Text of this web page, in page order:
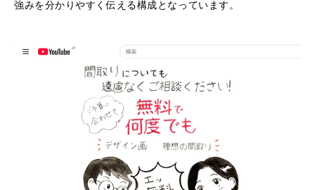
強みを分かりやすく伝える構成となっています。